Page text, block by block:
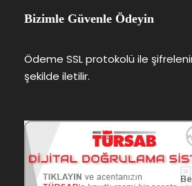
Bizimle Güvenle Ödeyin
Ödeme SSL protokolü ile
şekilde iletilir.